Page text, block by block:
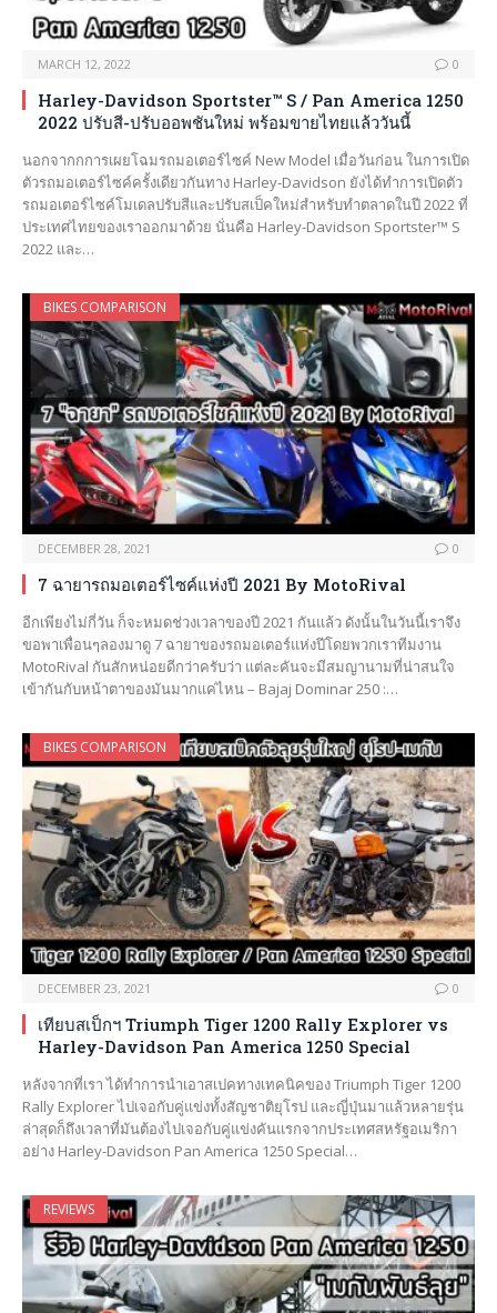
MARCH 12, 2022 0
Harley-Davidson Sportster™ S / Pan America 1250
2022 ปรับสี-ปรับออพชันใหม่ พร้อมขายไทยแล้ววันนี้
นอกจากกการเผยโฉมรถมอเตอร์ไซค์ New Model เมื่อวันก่อน ในการเปิด
ตัวรถมอเตอร์ไซค์ครั้งเดียวกันทาง Harley-Davidson ยังได้ทำการเปิดตัว
รถมอเตอร์ไซค์โมเดลปรับสีและปรับสเป็คใหม่สำหรับทำตลาดในปี 2022 ที่
ประเทศไทยของเราออกมาด้วย นั่นคือ Harley-Davidson Sportster™ S
2022 และ…
BIKES COMPARISON
DECEMBER 28, 2021 0
7 ฉายารถมอเตอร์ไซค์แห่งปี 2021 By MotoRival
อีกเพียงไม่กี่วัน ก็จะหมดช่วงเวลาของปี 2021 กันแล้ว ดังนั้นในวันนี้เราจึง
ขอพาเพื่อนๆลองมาดู 7 ฉายาของรถมอเตอร์แห่งปีโดยพวกเราทีมงาน
MotoRival กันสักหน่อยดีกว่าครับว่า แต่ละคันจะมีสมญานามที่น่าสนใจ
เข้ากันกับหน้าตาของมันมากแค่ไหน – Bajaj Dominar 250 :…
BIKES COMPARISON
DECEMBER 23, 2021 0
เทียบสเป็กฯ Triumph Tiger 1200 Rally Explorer vs
Harley-Davidson Pan America 1250 Special
หลังจากที่เรา ได้ทำการนำเอาสเปคทางเทคนิคของ Triumph Tiger 1200
Rally Explorer ไปเจอกับคู่แข่งทั้งสัญชาติยุโรป และญี่ปุ่นมาแล้วหลายรุ่น
ล่าสุดก็ถึงเวลาที่มันต้องไปเจอกับคู่แข่งคันแรกจากประเทศสหรัฐอเมริกา
อย่าง Harley-Davidson Pan America 1250 Special…
REVIEWS